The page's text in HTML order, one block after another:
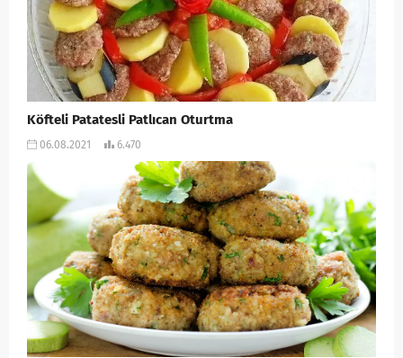
Köfteli Patatesli Patlıcan Oturtma
06.08.2021 6.470